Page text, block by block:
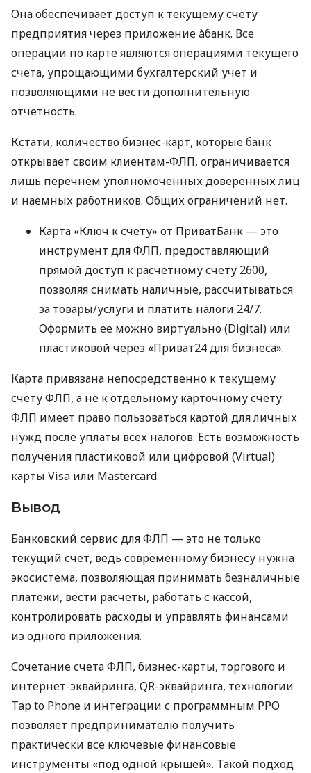
Она обеспечивает доступ к текущему счету
предприятия через приложение àбанк. Все
операции по карте являются операциями текущего
счета, упрощающими бухгалтерский учет и
позволяющими не вести дополнительную
отчетность.
Кстати, количество бизнес-карт, которые банк
открывает своим клиентам-ФЛП, ограничивается
лишь перечнем уполномоченных доверенных лиц
и наемных работников. Общих ограничений нет.
Карта «Ключ к счету» от ПриватБанк — это
инструмент для ФЛП, предоставляющий
прямой доступ к расчетному счету 2600,
позволяя снимать наличные, рассчитываться
за товары/услуги и платить налоги 24/7.
Оформить ее можно виртуально (Digital) или
пластиковой через «Приват24 для бизнеса».
Карта привязана непосредственно к текущему
счету ФЛП, а не к отдельному карточному счету.
ФЛП имеет право пользоваться картой для личных
нужд после уплаты всех налогов. Есть возможность
получения пластиковой или цифровой (Virtual)
карты Visa или Mastercard.
Вывод
Банковский сервис для ФЛП — это не только
текущий счет, ведь современному бизнесу нужна
экосистема, позволяющая принимать безналичные
платежи, вести расчеты, работать с кассой,
контролировать расходы и управлять финансами
из одного приложения.
Сочетание счета ФЛП, бизнес-карты, торгового и
интернет-эквайринга, QR-эквайринга, технологии
Tap to Phone и интеграции с программным РРО
позволяет предпринимателю получить
практически все ключевые финансовые
инструменты «под одной крышей». Такой подход